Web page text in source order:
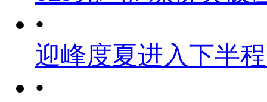
•
迎峰度夏进入下半
•